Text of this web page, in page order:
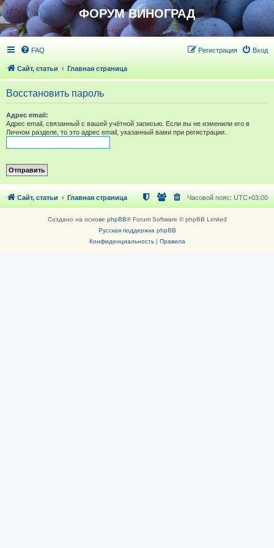
ФОРУМ ВИНОГРАД
FAQ Вход
Регистрация
Сайт, статьи Главная страница
Восстановить пароль
Адрес email:
Адрес email, связанный с вашей учётной записью. Если вы не изменили его в
Личном разделе, то это адрес email, указанный вами при регистрации.
Сайт, статьи Главная страница Часовой пояс: UTC+03:00
Создано на основе phpBB® Forum Software © phpBB Limited
Русская поддержка phpBB
Конфиденциальность| Правила